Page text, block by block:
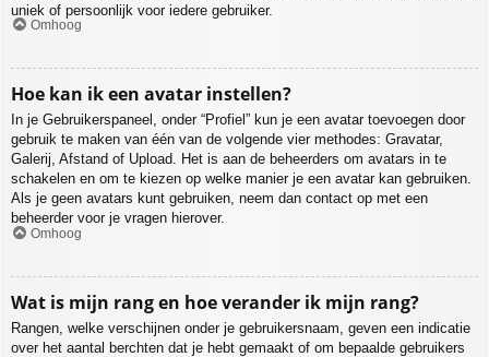
uniek of persoonlijk voor iedere gebruiker.
Omhoog
Hoe kan ik een avatar instellen?
In je Gebruikerspaneel, onder “Profiel” kun je een avatar toevoegen door
gebruik te maken van één van de volgende vier methodes: Gravatar,
Galerij, Afstand of Upload. Het is aan de beheerders om avatars in te
schakelen en om te kiezen op welke manier je een avatar kan gebruiken.
Als je geen avatars kunt gebruiken, neem dan contact op met een
beheerder voor je vragen hierover.
Omhoog
Wat is mijn rang en hoe verander ik mijn rang?
Rangen, welke verschijnen onder je gebruikersnaam, geven een indicatie
over het aantal berchten dat je hebt gemaakt of om bepaalde gebruikers